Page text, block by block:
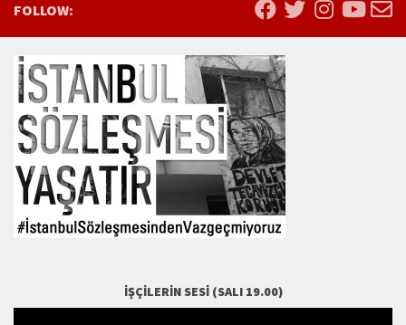
FOLLOW:
İŞÇILERIN SESI (SALI 19.00)